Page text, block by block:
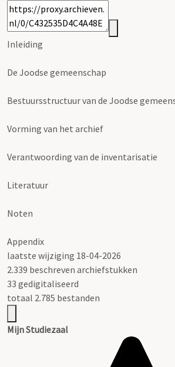
Inleiding
De Joodse gemeenschap
Bestuursstructuur van de Joodse
Vorming van het archief
Verantwoording van de inventarisatie
Literatuur
Noten
Appendix
laatste wijziging 18-04-2026
2.339 beschreven archiefstukken
33 gedigitaliseerd
totaal 2.785 bestanden
Mijn Studiezaal